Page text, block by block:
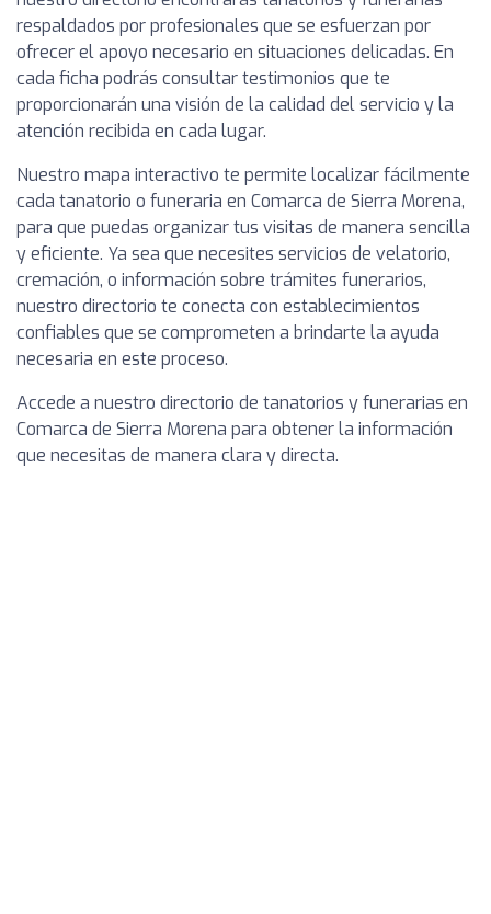
respaldados por profesionales que se esfuerzan por
ofrecer el apoyo necesario en situaciones delicadas. En
cada ficha podrás consultar testimonios que te
proporcionarán una visión de la calidad del servicio y la
atención recibida en cada lugar.
Nuestro mapa interactivo te permite localizar fácilmente
cada tanatorio o funeraria en Comarca de Sierra Morena,
para que puedas organizar tus visitas de manera sencilla
y eficiente. Ya sea que necesites servicios de velatorio,
cremación, o información sobre trámites funerarios,
nuestro directorio te conecta con establecimientos
confiables que se comprometen a brindarte la ayuda
necesaria en este proceso.
Accede a nuestro directorio de tanatorios y funerarias en
Comarca de Sierra Morena para obtener la información
que necesitas de manera clara y directa.